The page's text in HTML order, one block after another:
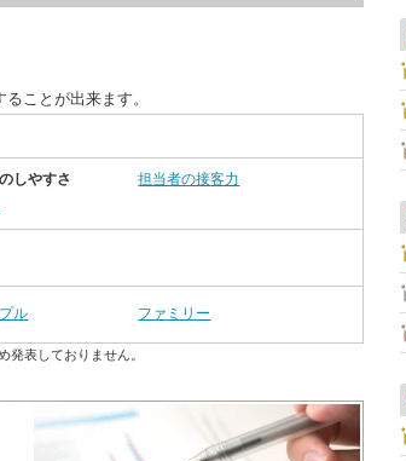
ことが出来ます。
しやすさ
担当者の接客力
ル ファミリー
表しておりません。